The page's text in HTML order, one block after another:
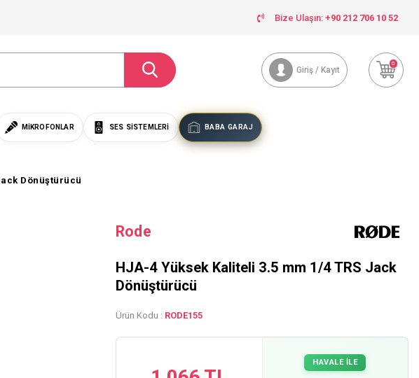
Bize Ulaşın: +90 212 706 10 52
Giriş / Kayıt
0
MIKROFONLAR SES SISTEMLERI BABA GARAJ
Dönüştürücü
Rode
HJA-4 Yüksek Kaliteli 3.5 mm 1/4 TRS Jack
Dönüştürücü
Ürün Kodu : RODE155
HAVALE İLE